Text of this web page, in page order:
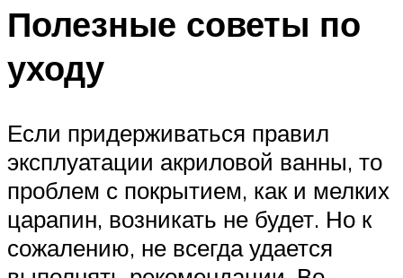
Полезные советы по
уходу
Если придерживаться правил
эксплуатации акриловой ванны, то
проблем с покрытием, как и мелких
царапин, возникать не будет. Но к
сожалению, не всегда удается